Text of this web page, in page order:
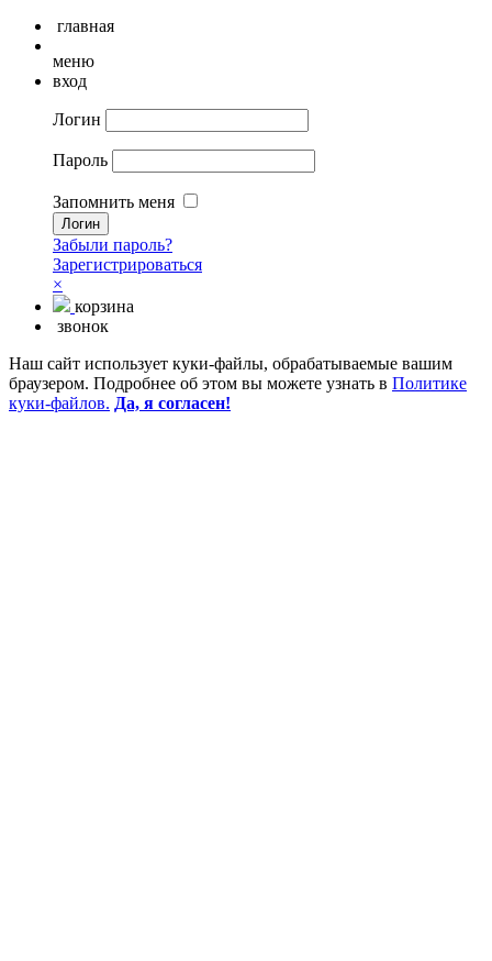
главная
меню
вход
Логин
Пароль
Запомнить меня
Забыли пароль?
Зарегистрироваться
×
корзина
звонок
Наш сайт использует куки-файлы, обрабатываемые вашим
браузером. Подробнее об этом вы можете узнать в Политике
куки-файлов. Да, я согласен!